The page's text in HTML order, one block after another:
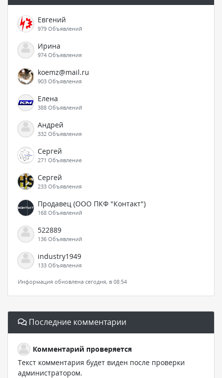
Евгений
979 Объявлений
Ирина
974 Объявления
koemz@mail.ru
903 Объявления
Елена
388 Объявлений
Андрей
332 Объявления
Сергей
271 Объявление
Сергей
233 Объявления
Продавец (ООО ПКФ "Контакт")
168 Объявлений
522889
136 Объявлений
industry1949
133 Объявления
Информация обновлена сегодня, в 08:54
Последние комментарии
Комментарий проверяется
Текст комментария будет виден после проверки
администратором.